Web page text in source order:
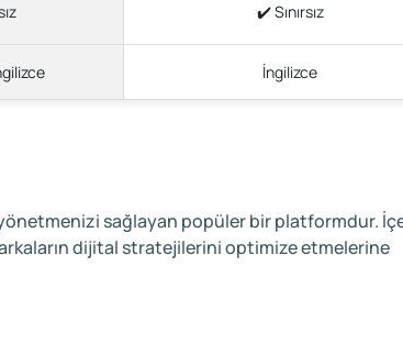
✔️ Sınırsız
İngilizce
sağlayan popüler bir platformdur.
dijital stratejilerini optimize etmelerine